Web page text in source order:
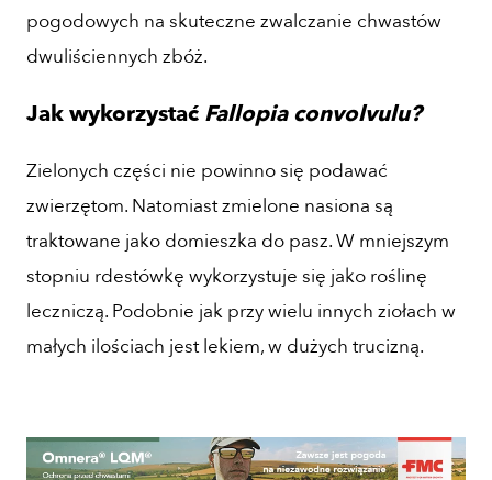
pogodowych na skuteczne zwalczanie chwastów
dwuliściennych zbóż.
Jak wykorzystać Fallopia convolvulu?
Zielonych części nie powinno się podawać
zwierzętom. Natomiast zmielone nasiona są
traktowane jako domieszka do pasz. W mniejszym
stopniu rdestówkę wykorzystuje się jako roślinę
leczniczą. Podobnie jak przy wielu innych ziołach w
małych ilościach jest lekiem, w dużych trucizną.